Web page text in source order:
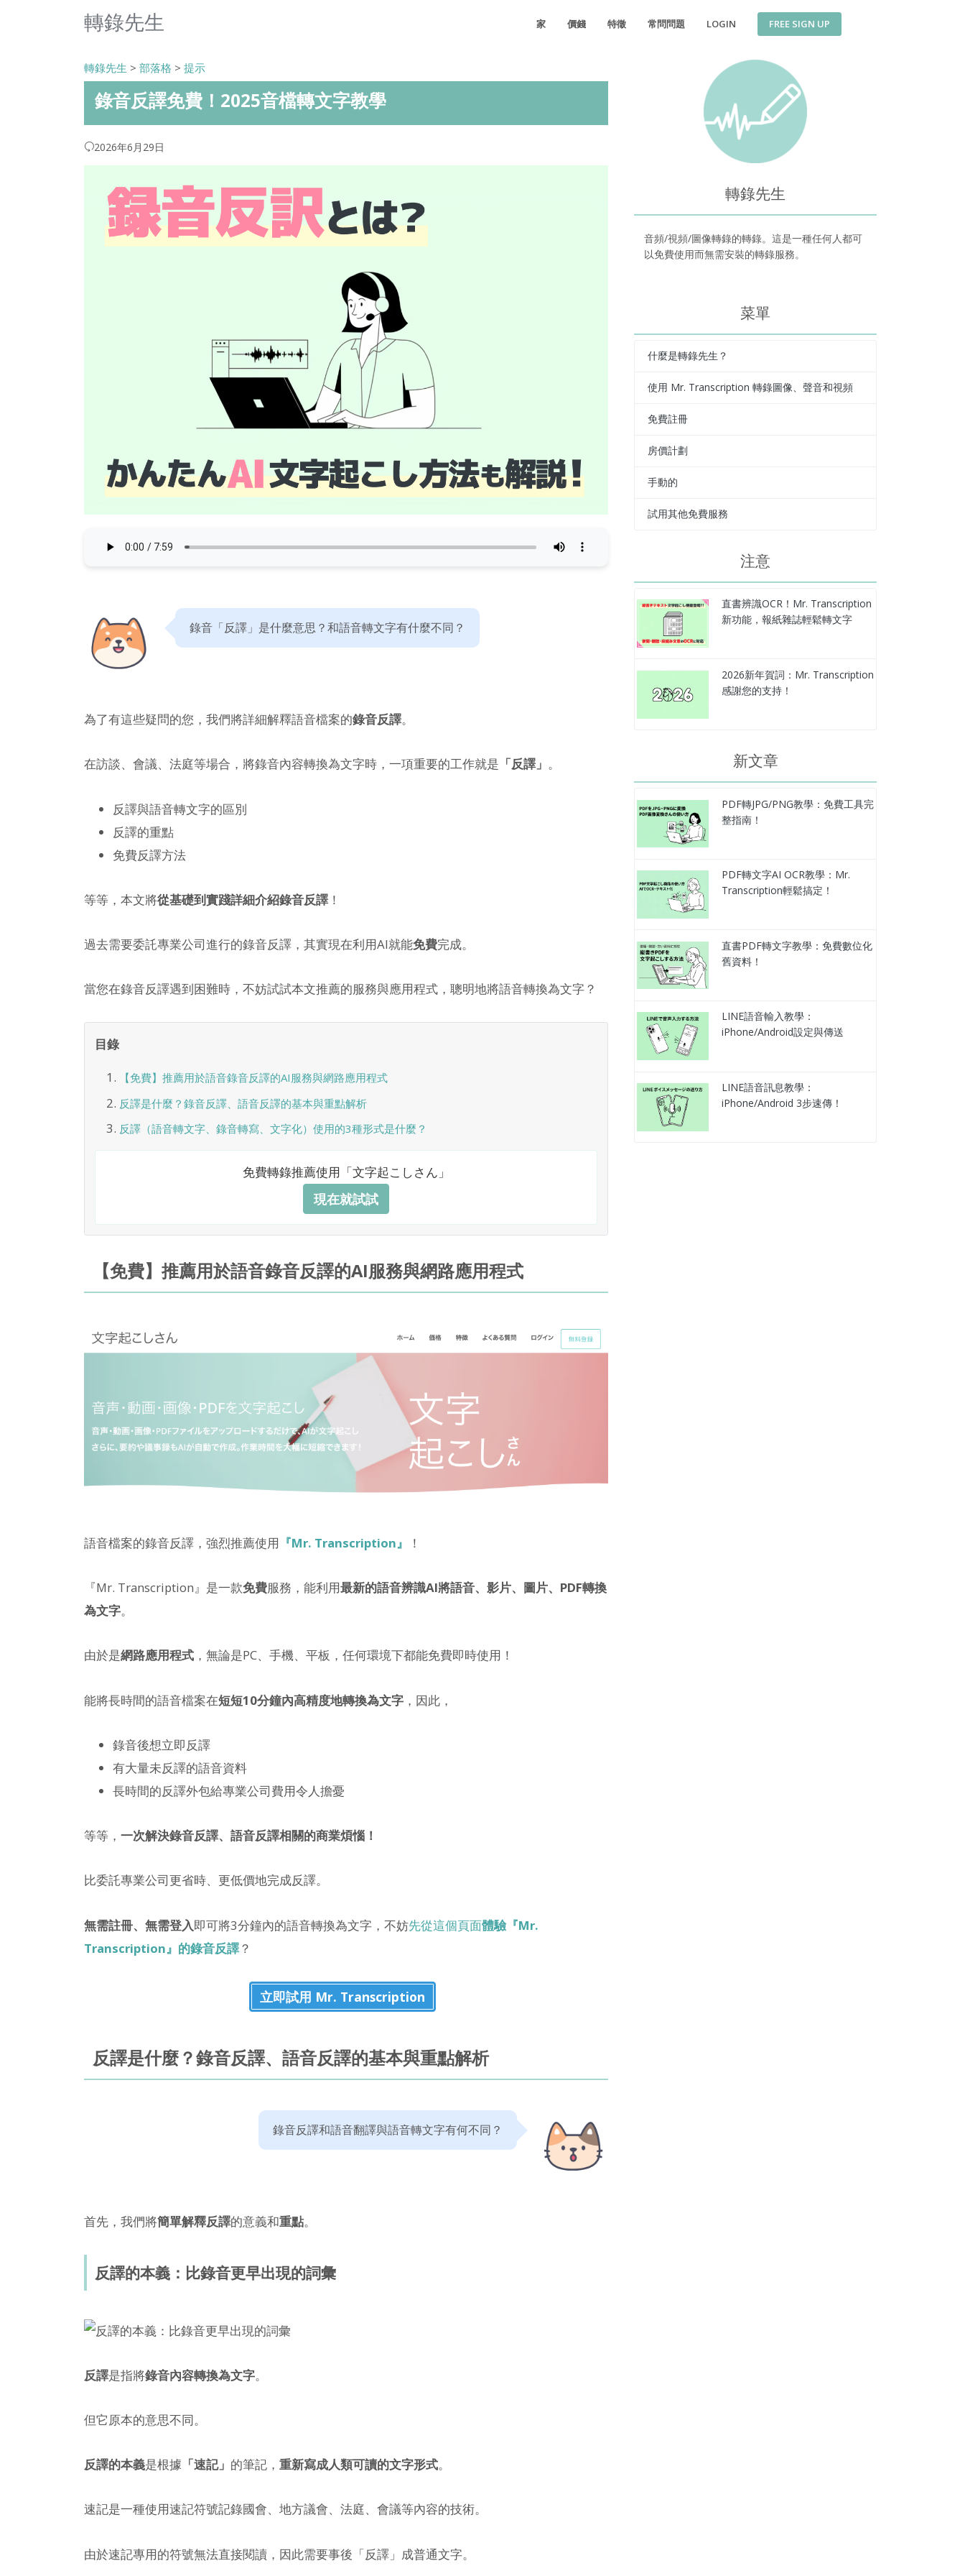
轉錄先生 家 價錢 特徵 常問問題 LOGIN FREE SIGN UP
轉錄先生 > 部落格 > 提示
錄音反譯免費！2025音檔轉文字教學
2026年6月29日
錄音「反譯」是什麼意思？和語音轉文字有什麼不同？
為了有這些疑問的您，我們將詳細解釋語音檔案的錄音反譯。
在訪談、會議、法庭等場合，將錄音內容轉換為文字時，一項重要的工作就是 「反譯」 。
反譯與語音轉文字的區別
反譯的重點
免費反譯方法
等等，本文將從基礎到實踐詳細介紹錄音反譯 ！
過去需要委託專業公司進行的錄音反譯，其實現在利用AI就能免費完成。
當您在錄音反譯遇到困難時，不妨試試本文推薦的服務與應用程式，聰明地將語音轉換為文字？
目錄
【免費】推薦用於語音錄音反譯的AI服務與網路應用程式
反譯是什麼？錄音反譯、語音反譯的基本與重點解析
反譯（語音轉文字、錄音轉寫、文字化）使用的3種形式是什麼？
免費轉錄推薦使用「文字起こしさん」
現在就試試
【免費】推薦用於語音錄音反譯的AI服務與網路應用程式
語音檔案的錄音反譯，強烈推薦使用 『Mr. Transcription』 ！
『Mr. Transcription』是一款免費服務，能利用最新的語音辨識AI將語音、影片、圖片、PDF轉換
為文字。
由於是網路應用程式 ，無論是PC、手機、平板，任何環境下都能免費即時使用！
能將長時間的語音檔案在短短10分鐘內高精度地轉換為文字 ，因此，
錄音後想立即反譯
有大量未反譯的語音資料
長時間的反譯外包給專業公司費用令人擔憂
等等， 一次解決錄音反譯、語音反譯相關的商業煩惱！
比委託專業公司更省時、更低價地完成反譯。
無需註冊、無需登入即可將3分鐘內的語音轉換為文字，不妨先從這個頁面體驗『Mr.
Transcription』的錄音反譯？
立即試用 Mr. Transcription
反譯是什麼？錄音反譯、語音反譯的基本與重點解析
錄音反譯和語音翻譯與語音轉文字有何不同？
首先，我們將簡單解釋反譯的意義和重點。
反譯的本義：比錄音更早出現的詞彙
反譯是指將錄音內容轉換為文字。
但它原本的意思不同。
反譯的本義是根據 「速記」 的筆記， 重新寫成人類可讀的文字形式。
速記是一種使用速記符號記錄國會、地方議會、法庭、會議等內容的技術。
由於速記專用的符號無法直接閱讀，因此需要事後「反譯」成普通文字。
轉錄先生
音頻/視頻/圖像轉錄的轉錄。這是一種任何人都可
以免費使用而無需安裝的轉錄服務。
菜單
什麼是轉錄先生？
使用 Mr. Transcription 轉錄圖像、聲音和視頻
免費註冊
房價計劃
手動的
試用其他免費服務
注意
直書辨識OCR！Mr. Transcription
新功能，報紙雜誌輕鬆轉文字
2026新年賀詞：Mr. Transcription
感謝您的支持！
新文章
PDF轉JPG/PNG教學：免費工具完
整指南！
PDF轉文字AI OCR教學：Mr.
Transcription輕鬆搞定！
直書PDF轉文字教學：免費數位化
舊資料！
LINE語音輸入教學：
iPhone/Android設定與傳送
LINE語音訊息教學：
iPhone/Android 3步速傳！